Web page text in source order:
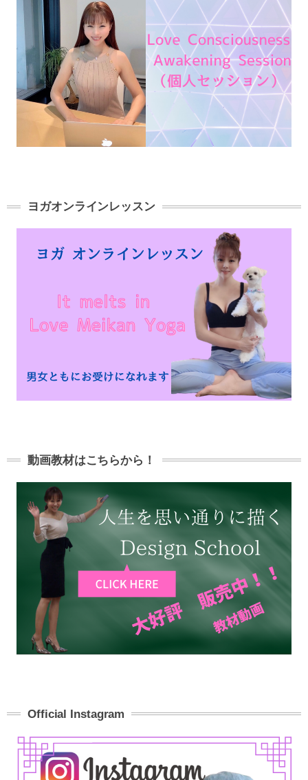
ヨガオンラインレッスン
動画教材はこちらから！
Official Instagram